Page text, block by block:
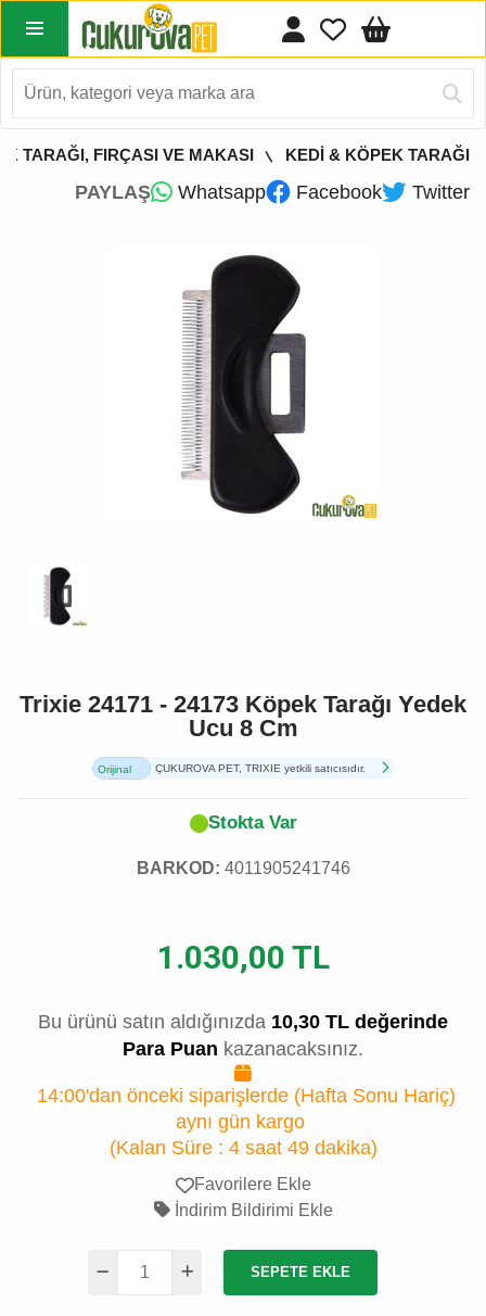
TARAĞI, FIRÇASI VE MAKASI KEDİ & KÖPEK TARAĞI
PAYLAŞ Whatsapp Facebook Twitter
Trixie 24171 - 24173 Köpek Tarağı Yedek
Ucu 8 Cm
Orijinal
ÇUKUROVA PET, TRIXIE yetkili satıcısıdır.
Stokta Var
BARKOD: 4011905241746
1.030,00 TL
Bu ürünü satın aldığınızda 10,30 TL değerinde
Para Puan kazanacaksınız.
14:00'dan önceki siparişlerde (Hafta Sonu Hariç)
aynı gün kargo
(Kalan Süre : 4 saat 49 dakika)
Favorilere Ekle
İndirim Bildirimi Ekle
SEPETE EKLE